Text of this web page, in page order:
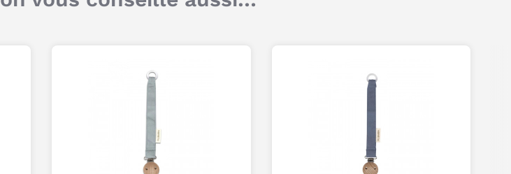
Dimensions : Longueur : 21 cm; largeur : 3.5 cm
l'attache succette soigneusement avant chaque
bois; Clip en métal sans nickel; Anneau en
Fabricant : Filibabba, fabriqué en Inde.
Titre